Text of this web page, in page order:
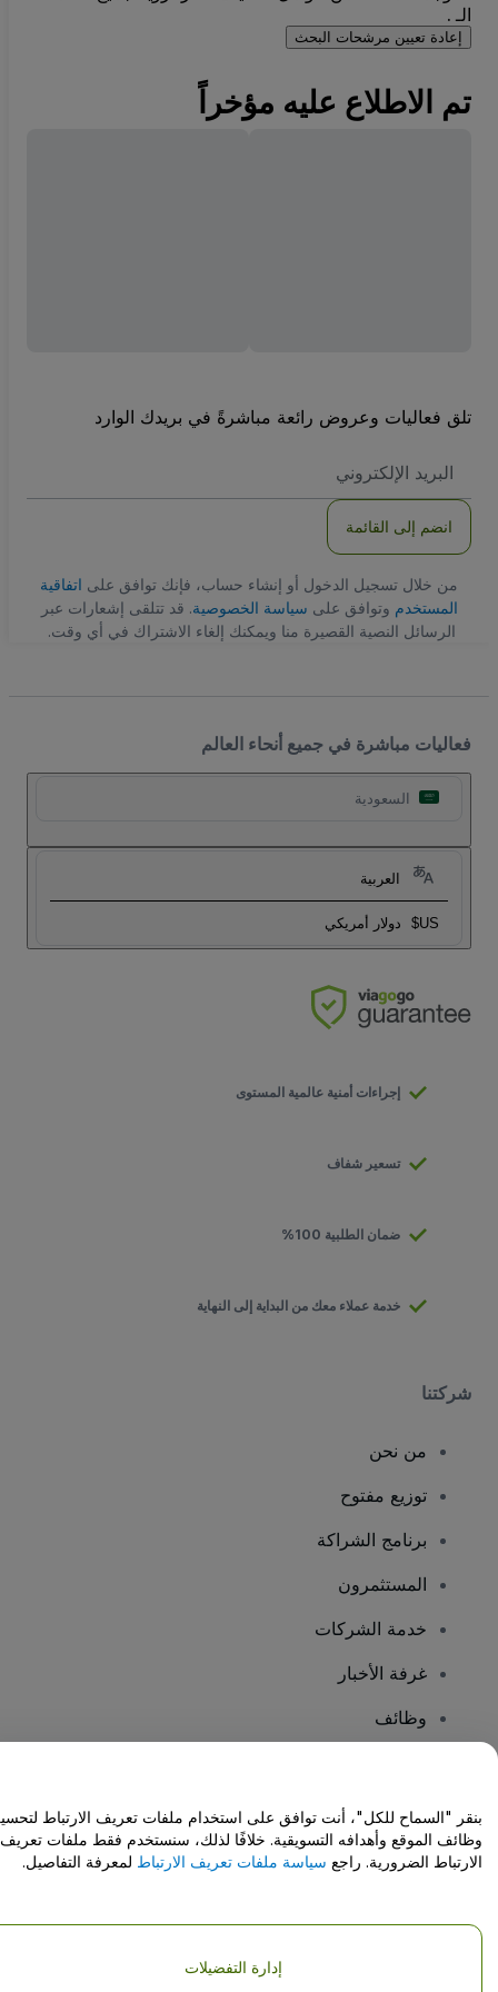
الـ .
إعادة تعيين مرشحات البحث
تم الاطلاع عليه مؤخراً
تلق فعاليات وعروض رائعة مباشرةً في بريدك الوارد
الاكتروني
انضم إلى القائمة
من خلال تسجيل الدخول أو إنشاء حساب، فإنك توافق على اتفاقية
المستخدم وتوافق على سياسة الخصوصية. قد تتلقى إشعارات عبر
الرسائل النصية القصيرة منا ويمكنك إلغاء الاشتراك في أي وقت.
فعاليات مباشرة في جميع أنحاء العالم
السعودية
العربية
US$ دولار أمريكي
إجراءات أمنية عالمية المستوى
تسعير شفاف
ضمان الطلبية 100%
خدمة عملاء معك من البداية إلى النهاية
شركتنا
من نحن
توزيع مفتوح
برنامج الشراكة
المستثمرون
خدمة الشركات
غرفة الأخبار
وظائف
مركز المساعدة / اتصل بنا
حقوق النشر © شركة فياجوجو المحدودة 2026
تفاصيل الشركة
بنقر "السماح للكل"، أنت توافق على استخدام ملفات تعريف الارتباط
وظائف الموقع وأهدافه التسويقية. خلافًا لذلك، سنستخدم فقط ملفات تعريف
الارتباط الضرورية. راجع سياسة ملفات تعريف الارتباط لمعرفة التفاصيل.
إدارة التفضيلات